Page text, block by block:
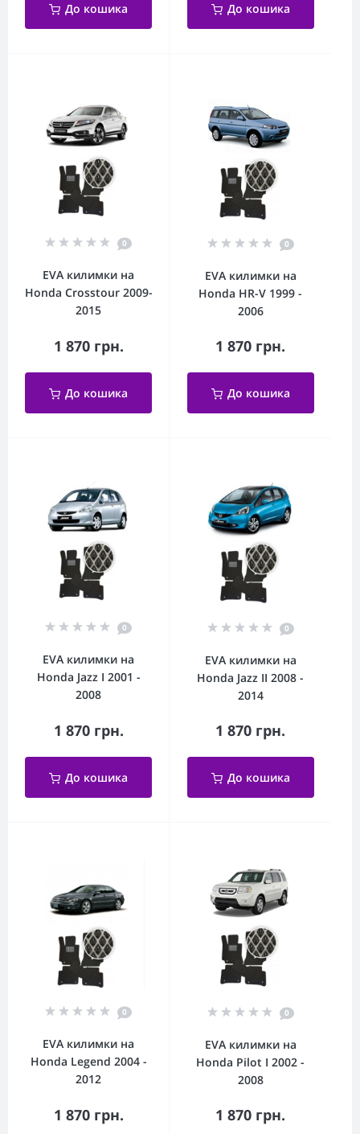
До кошика До кошика
0
EVA килимки на
Honda Crosstour 2009-
2015
1 870 грн.
До кошика
0
EVA килимки на
Honda HR-V 1999 -
2006
1 870 грн.
До кошика
0
EVA килимки на
Honda Jazz I 2001 -
2008
1 870 грн.
До кошика
0
EVA килимки на
Honda Jazz II 2008 -
2014
1 870 грн.
До кошика
0
EVA килимки на
Honda Legend 2004 -
2012
1 870 грн.
0
EVA килимки на
Honda Pilot I 2002 -
2008
1 870 грн.